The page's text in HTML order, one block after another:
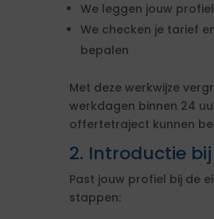
We leggen jouw
We checken je tarief
bepalen
Met deze werkwijze
werkdagen binnen 24
offertetraject kunnen
2. Introductie
Past jouw profiel bij de
stappen: